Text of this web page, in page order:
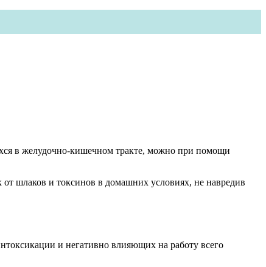
в желудочно-кишечном тракте, можно при помощи
шлаков и токсинов в домашних условиях, не навредив
и негативно влияющих на работу всего